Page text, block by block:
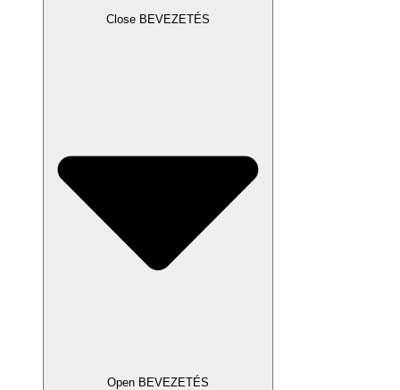
Close BEVEZETÉS
Open BEVEZETÉS